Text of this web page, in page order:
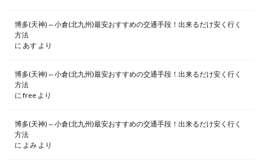
博多(天神)⇔小倉(北九州)最安おすすめの交通手段！出来るだけ安く行く
方法
に あす より
博多(天神)⇔小倉(北九州)最安おすすめの交通手段！出来るだけ安く行く
方法
に free より
博多(天神)⇔小倉(北九州)最安おすすめの交通手段！出来るだけ安く行く
方法
に よみ より